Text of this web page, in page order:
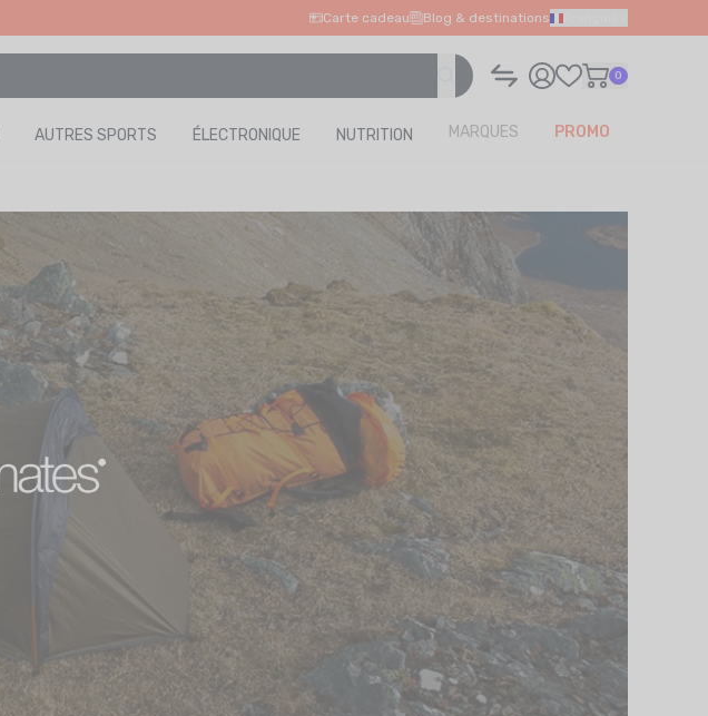
Carte cadeau Blog & destinations
0
AUTRES SPORTS ÉLECTRONIQUE NUTRITION MARQUES PROMO